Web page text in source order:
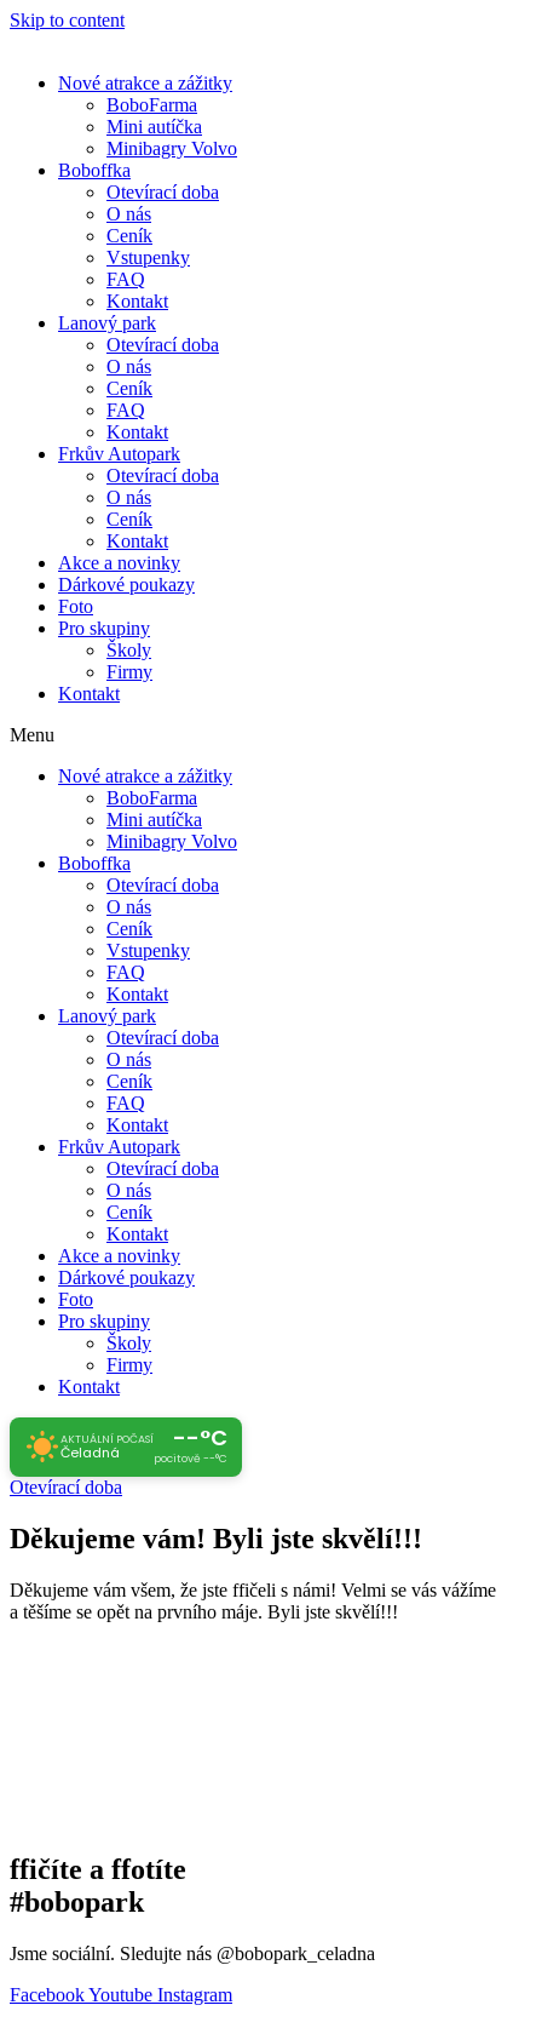
Skip to content
Nové atrakce a zážitky
BoboFarma
Mini autíčka
Minibagry Volvo
Boboffka
Otevírací doba
O nás
Ceník
Vstupenky
FAQ
Kontakt
Lanový park
Otevírací doba
O nás
Ceník
FAQ
Kontakt
Frkův Autopark
Otevírací doba
O nás
Ceník
Kontakt
Akce a novinky
Dárkové poukazy
Foto
Pro skupiny
Školy
Firmy
Kontakt
Menu
Nové atrakce a zážitky
BoboFarma
Mini autíčka
Minibagry Volvo
Boboffka
Otevírací doba
O nás
Ceník
Vstupenky
FAQ
Kontakt
Lanový park
Otevírací doba
O nás
Ceník
FAQ
Kontakt
Frkův Autopark
Otevírací doba
O nás
Ceník
Kontakt
Akce a novinky
Dárkové poukazy
Foto
Pro skupiny
Školy
Firmy
Kontakt
AKTUÁLNÍ POČASÍ
Čeladná --°C
pocitově --°C
Otevírací doba
Děkujeme vám! Byli jste skvělí!!!
Děkujeme vám všem, že jste ffičeli s námi! Velmi se vás vážíme
a těšíme se opět na prvního máje. Byli jste skvělí!!!
ffičíte a ffotíte
#bobopark
Jsme sociální. Sledujte nás @bobopark_celadna
FacebookYoutube Instagram